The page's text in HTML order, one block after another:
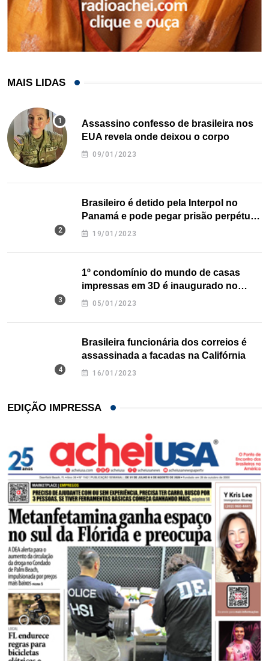
MAIS LIDAS
Assassino confesso de brasileira nos
EUA revela onde deixou o corpo
09/01/2023
Brasileiro é detido pela Interpol no
Panamá e pode pegar prisão perpétua
nos EUA
19/01/2023
1º condomínio do mundo de casas
impressas em 3D é inaugurado no
Texas
05/01/2023
Brasileira funcionária dos correios é
assassinada a facadas na Califórnia
16/01/2023
EDIÇÃO IMPRESSA